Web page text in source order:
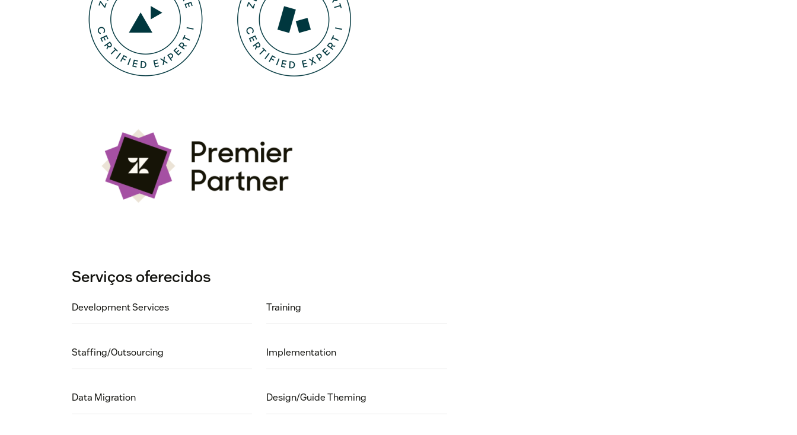
Serviços oferecidos
Development Services Training
Staffing/Outsourcing Implementation
Data Migration Design/Guide Theming